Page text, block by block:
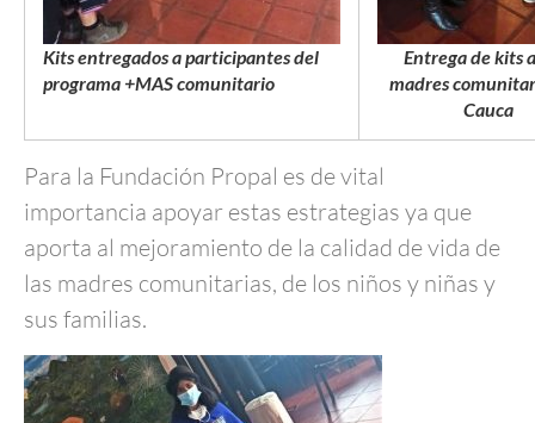
Kits entregados a participantes del
programa +MAS comunitario
Entrega de kits
madres
Cauca
Para la Fundación Propal es de vital
importancia apoyar estas estrategias ya que
aporta al mejoramiento de la calidad de vida de
las madres comunitarias, de los niños y niñas y
sus familias.